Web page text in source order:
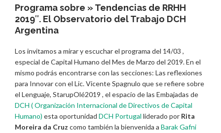
Programa sobre » Tendencias de RRHH
2019″. El Observatorio del Trabajo DCH
Argentina
Los invitamos a mirar y escuchar el programa del 14/03 ,
especial de Capital Humano del Mes de Marzo del 2019. En el
mismo podrás encontrarse con las secciones: Las reflexiones
para Innovar con el Lic. Vicente Spagnulo que se refiere sobre
el Lenguaje, StarupOlé2019 , el espacio de las Embajadas de
DCH ( Organización Internacional de Directivos de Capital
Humano) esta oportunidad DCH Portugal liderado por Rita
Moreira da Cruz como también la bienvenida a Barak Gafni